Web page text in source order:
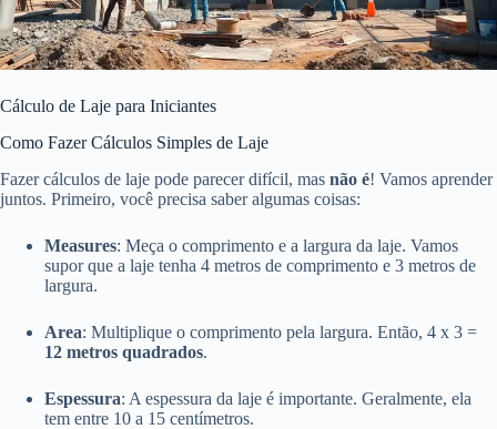
Cálculo de Laje para Iniciantes
Como Fazer Cálculos Simples de Laje
Fazer cálculos de laje pode parecer difícil, mas não é! Vamos aprender
juntos. Primeiro, você precisa saber algumas coisas:
Measures: Meça o comprimento e a largura da laje. Vamos
supor que a laje tenha 4 metros de comprimento e 3 metros de
largura.
Area: Multiplique o comprimento pela largura. Então, 4 x 3 =
12 metros quadrados.
Espessura: A espessura da laje é importante. Geralmente, ela
tem entre 10 a 15 centímetros.